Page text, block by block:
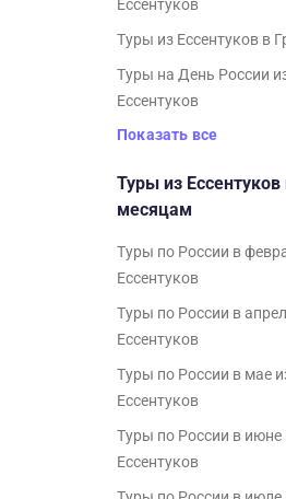
Ессентуков
Туры из Ессентуков в
Туры на День России
Ессентуков
Показать все
Туры из Ессентуков
месяцам
Туры по России в
Ессентуков
Туры по России в
Ессентуков
Туры по России в мае
Ессентуков
Туры по России в июне
Ессентуков